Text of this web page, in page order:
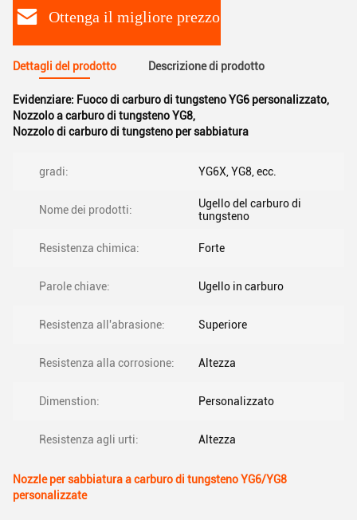
Ottenga il migliore prezzo
Dettagli del prodotto Descrizione di prodotto
Evidenziare: Fuoco di carburo di tungsteno YG6 personalizzato,
Nozzolo a carburo di tungsteno YG8,
Nozzolo di carburo di tungsteno per sabbiatura
gradi: YG6X, YG8, ecc.
Nome dei prodotti:
Ugello del carburo di
tungsteno
Resistenza chimica: Forte
Parole chiave: Ugello in carburo
Resistenza all'abrasione: Superiore
Resistenza alla corrosione: Altezza
Dimenstion: Personalizzato
Resistenza agli urti: Altezza
Nozzle per sabbiatura a carburo di tungsteno YG6/YG8
personalizzate